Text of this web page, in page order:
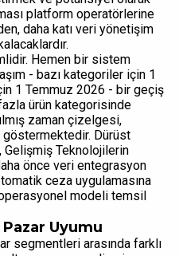
platform operatörlerine
daha katı veri yönetişim
Hemen bir sistem
- bazı kategoriler için 1
1 Temmuz 2026 - bir geçiş
ürün kategorisinde
zaman çizelgesi,
göstermektedir. Dürüst
Teknolojilerin
önce veri entegrasyon
ceza uygulamasına
modeli temsil
Uyumu
segmentleri arasında farklı